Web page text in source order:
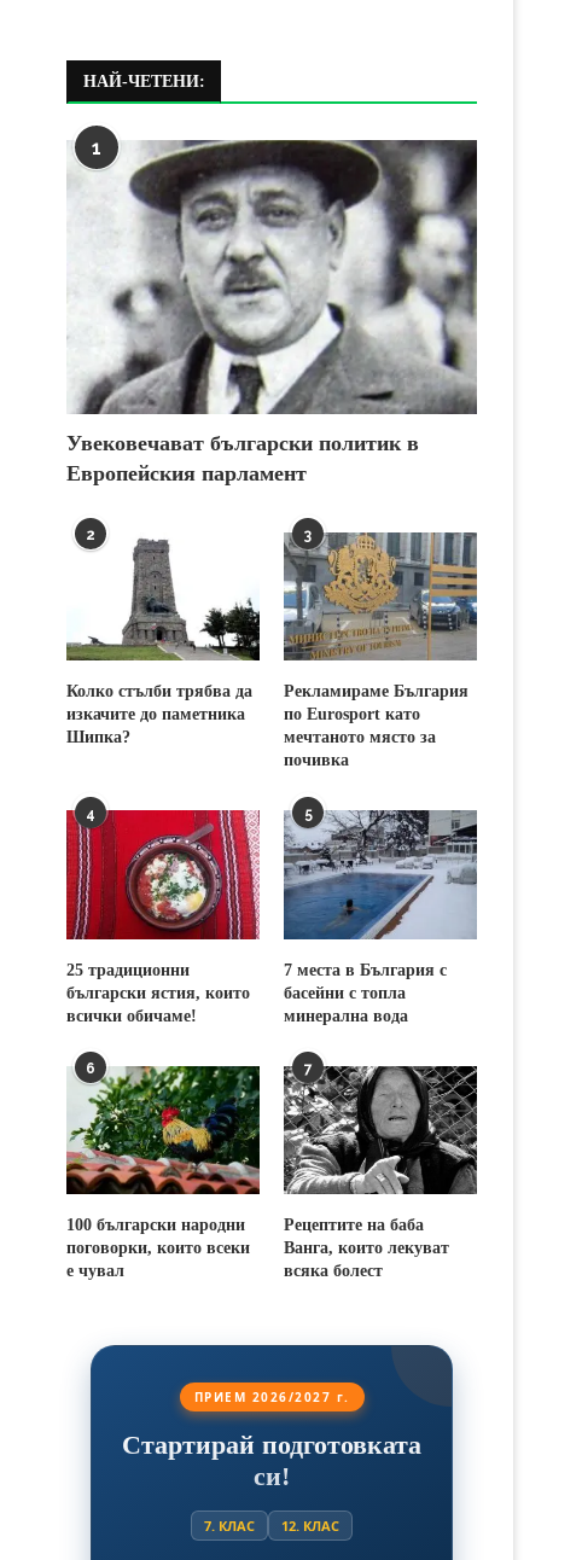
НАЙ-ЧЕТЕНИ:
1
Увековечават български политик в
Европейския парламент
2
Колко стълби трябва да
изкачите до паметника
Шипка?
3
Рекламираме България
по Eurosport като
мечтаното място за
почивка
4
25 традиционни
български ястия, които
всички обичаме!
5
7 места в България с
басейни с топла
минерална вода
6
100 български народни
поговорки, които всеки
е чувал
7
Рецептите на баба
Ванга, които лекуват
всяка болест
ПРИЕМ 2026/2027 г.
Стартирай подготовката
си!
7. КЛАС 12. КЛАС